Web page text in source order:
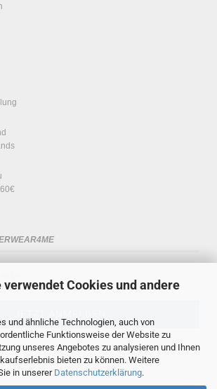
verwendet Cookies und andere
und ähnliche Technologien, auch von
Funktionsweise der Website zu
unseres Angebotes zu analysieren und Ihnen
bieten zu können. Weitere
in unserer Datenschutzerklärung.